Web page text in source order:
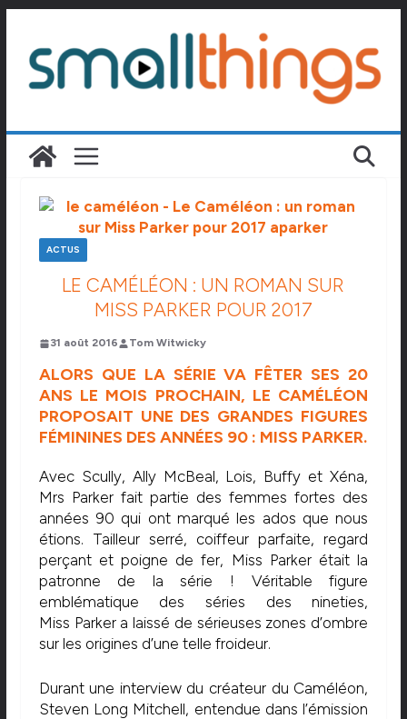
contenu
ACTUS
LE CAMÉLÉON : UN ROMAN SUR
MISS PARKER POUR 2017
31 août 2016 Tom Witwicky
ALORS QUE LA SÉRIE VA FÊTER SES 20
ANS LE MOIS PROCHAIN, LE CAMÉLÉON
PROPOSAIT UNE DES GRANDES FIGURES
FÉMININES DES ANNÉES 90 : MISS PARKER.
Avec Scully, Ally McBeal, Lois, Buffy et Xéna,
Mrs Parker fait partie des femmes fortes des
années 90 qui ont marqué les ados que nous
étions. Tailleur serré, coiffeur parfaite, regard
perçant et poigne de fer, Miss Parker était la
patronne de la série ! Véritable figure
emblématique des séries des nineties,
Miss Parker a laissé de sérieuses zones d’ombre
sur les origines d’une telle froideur.
Durant une interview du créateur du Caméléon,
Steven Long Mitchell, entendue dans l’émission